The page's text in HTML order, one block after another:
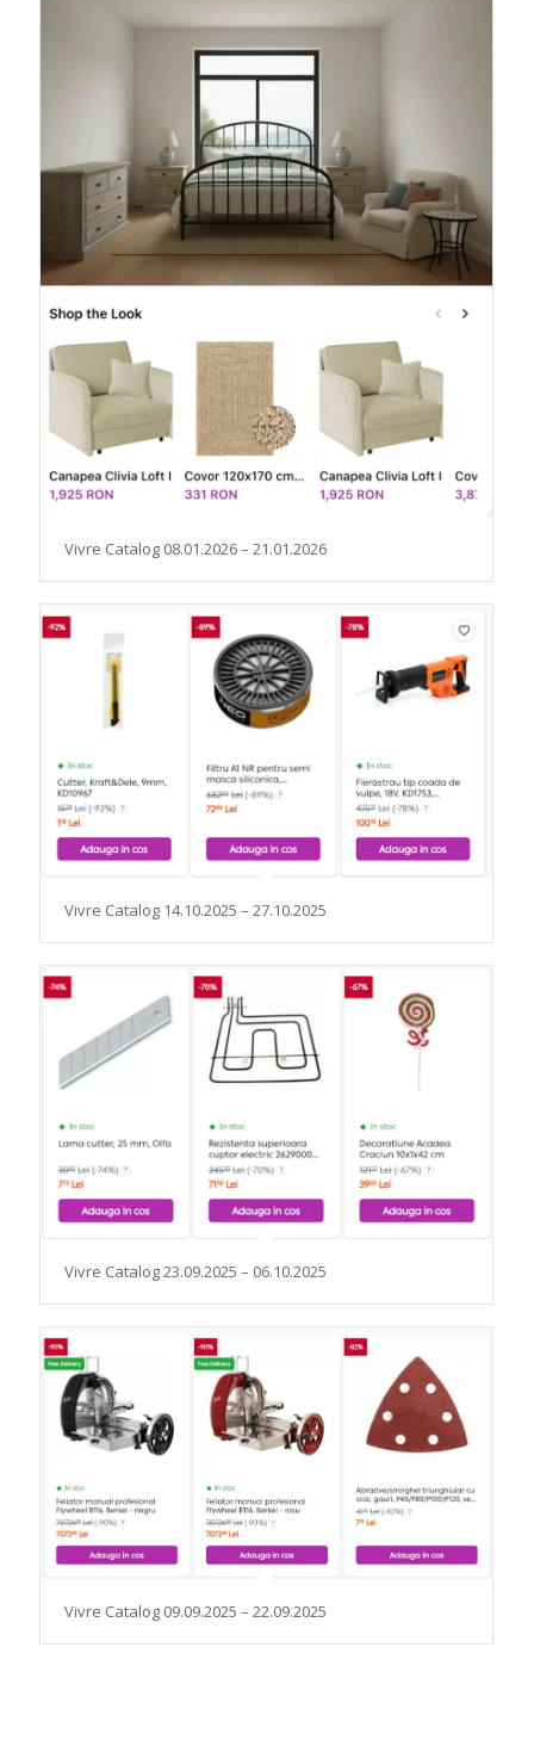
Vivre Catalog 08.01.2026 – 21.01.2026
Vivre Catalog 14.10.2025 – 27.10.2025
Vivre Catalog 23.09.2025 – 06.10.2025
Vivre Catalog 09.09.2025 – 22.09.2025